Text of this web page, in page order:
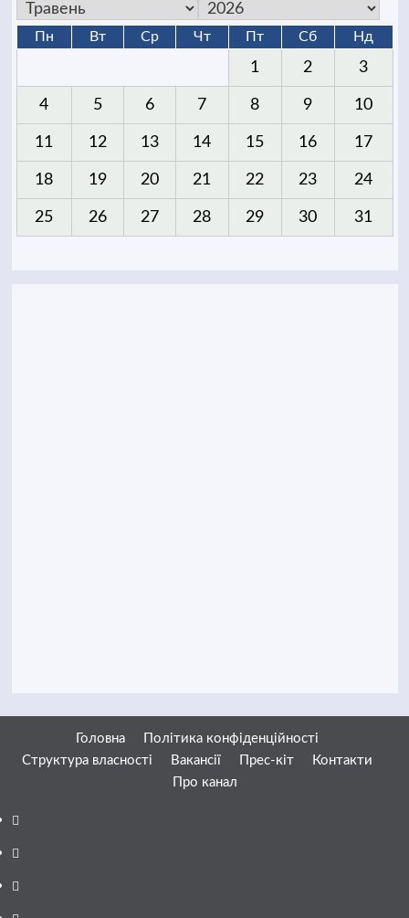
Пн Вт Ср Чт Пт Сб Нд
1 2 3
4 5 6 7 8 9 10
11 12 13 14 15 16 17
18 19 20 21 22 23 24
25 26 27 28 29 30 31
Головна
Політика конфіденційності
Структура власності
Вакансії Прес-кіт
Контакти
Про канал
Facebook
YouTube
Telegram